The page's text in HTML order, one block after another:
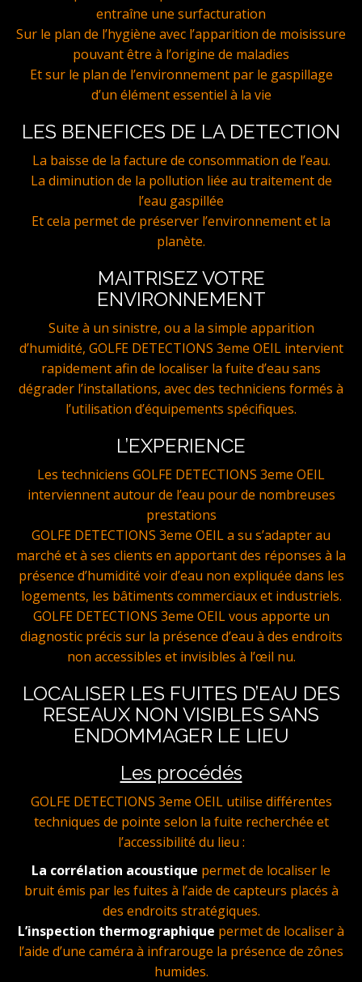
entraîne une surfacturation
Sur le plan de l’hygiène avec l’apparition de moisissure
pouvant être à l’origine de maladies
Et sur le plan de l’environnement par le gaspillage
d’un élément essentiel à la vie
LES BENEFICES DE LA DETECTION
La baisse de la facture de consommation de l’eau.
La diminution de la pollution liée au traitement de
l’eau gaspillée
Et cela permet de préserver l’environnement et la
planète.
MAITRISEZ VOTRE
ENVIRONNEMENT
Suite à un sinistre, ou a la simple apparition
d’humidité, GOLFE DETECTIONS 3eme OEIL intervient
rapidement afin de localiser la fuite d’eau sans
dégrader l’installations, avec des techniciens formés à
l’utilisation d’équipements spécifiques.
L’EXPERIENCE
Les techniciens GOLFE DETECTIONS 3eme OEIL
interviennent autour de l’eau pour de nombreuses
prestations
GOLFE DETECTIONS 3eme OEIL a su s’adapter au
marché et à ses clients en apportant des réponses à la
présence d’humidité voir d’eau non expliquée dans les
logements, les bâtiments commerciaux et industriels.
GOLFE DETECTIONS 3eme OEIL vous apporte un
diagnostic précis sur la présence d’eau à des endroits
non accessibles et invisibles à l’œil nu.
LOCALISER LES FUITES D’EAU DES
RESEAUX NON VISIBLES SANS
ENDOMMAGER LE LIEU
Les procédés
GOLFE DETECTIONS 3eme OEIL utilise différentes
techniques de pointe selon la fuite recherchée et
l’accessibilité du lieu :
La corrélation acoustique permet de localiser le
bruit émis par les fuites à l’aide de capteurs placés à
des endroits stratégiques.
L’inspection thermographique permet de localiser à
l’aide d’une caméra à infrarouge la présence de zônes
humides.